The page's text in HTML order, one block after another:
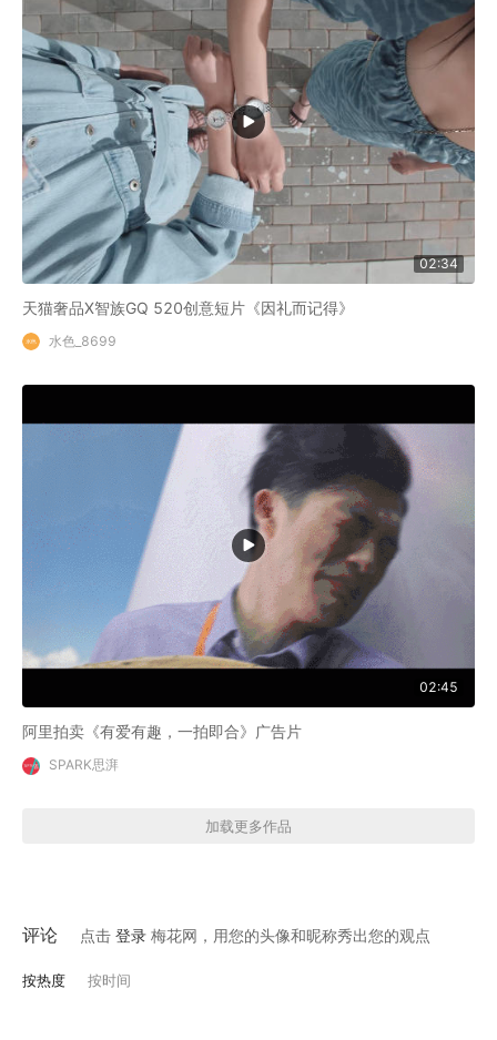
02:34
天猫奢品X智族GQ 520创意短片《因礼而记得》
水色_8699
02:45
阿里拍卖《有爱有趣，一拍即合》广告片
SPARK思湃
加载更多作品
评论 点击 登录 梅花网，用您的头像和昵称秀出您的观点
按热度 按时间